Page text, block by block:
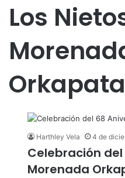
Los
Orkapata
Harthley Vela 4 de
Celebración
Morenada